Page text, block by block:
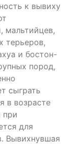
к вывиху
мальтийцев,
терьеров,
и бостон-
пород,
сыграть
в возрасте
при
для
Вывихнувшая